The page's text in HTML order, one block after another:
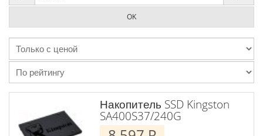
Накопитель SSD Kingston
SA400S37/240G